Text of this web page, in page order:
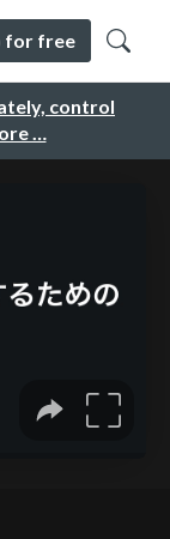
control
…
for free